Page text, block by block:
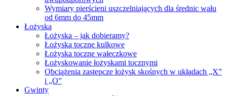
Wymiary pierścieni uszczelniających dla średnic wału
od 6mm do 45mm
Łożyska
Łożyska – jak dobieramy?
Łożyska toczne kulkowe
Łożyska toczne wałeczkowe
Łożyskowanie łożyskami tocznymi
Obciążenia zastępcze łożysk skośnych w układach „X”
i „O”
Gwinty